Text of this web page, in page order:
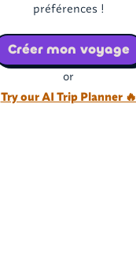
préférences !
Créer mon voyage
or
Try our AI Trip Planner 🔥